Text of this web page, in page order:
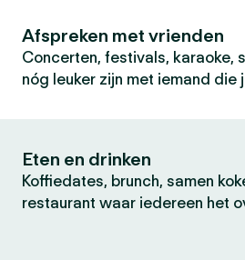
Afspreken met vrienden
Concerten, festivals, karaoke,
nóg leuker zijn met iemand die
Eten en drinken
Koffiedates, brunch, samen
restaurant waar iedereen het